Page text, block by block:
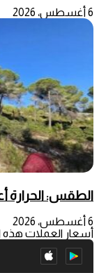
6 أغسطس، 2026
الطقس: الحرارة
6 أغسطس، 2026
أسعار العملات هذه